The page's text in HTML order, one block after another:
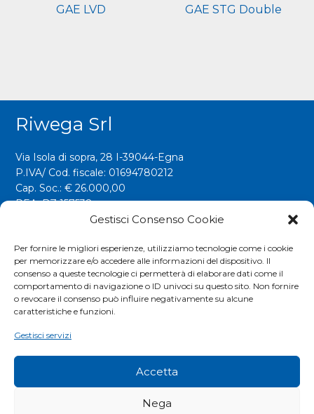
Gestisci Consenso Cookie
Per fornire le migliori esperienze, utilizziamo tecnologie come i cookie
per memorizzare e/o accedere alle informazioni del dispositivo. Il
consenso a queste tecnologie ci permetterà di elaborare dati come il
comportamento di navigazione o ID univoci su questo sito. Non fornire
o revocare il consenso può influire negativamente su alcune
caratteristiche e funzioni.
Gestisci servizi
Accetta
Nega
GAE LVD GAE STG Double
Riwega Srl
Via Isola di sopra, 28 I-39044-Egna
P.IVA/ Cod. fiscale: 01694780212
Cap. Soc.: € 26.000,00
REA: BZ 157538
info@riwega.com
Tel.+39 0471 827500
Social